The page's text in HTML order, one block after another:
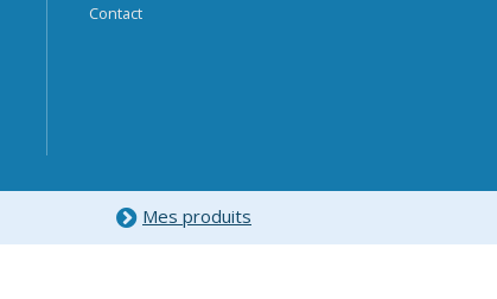
Contact
Mes produits